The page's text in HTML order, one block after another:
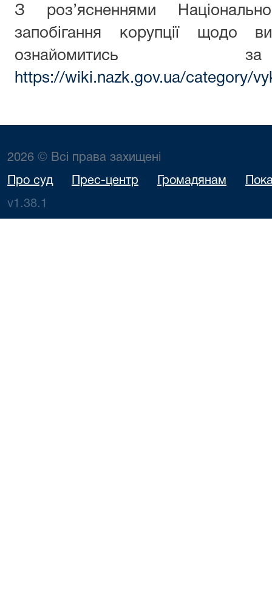
З роз’ясненнями
запобігання корупції щодо
ознайомитись
https://wiki.nazk.gov.ua/category/
2026 © Всі права захищені
Про суд Прес-центр Громадянам
v1.38.1